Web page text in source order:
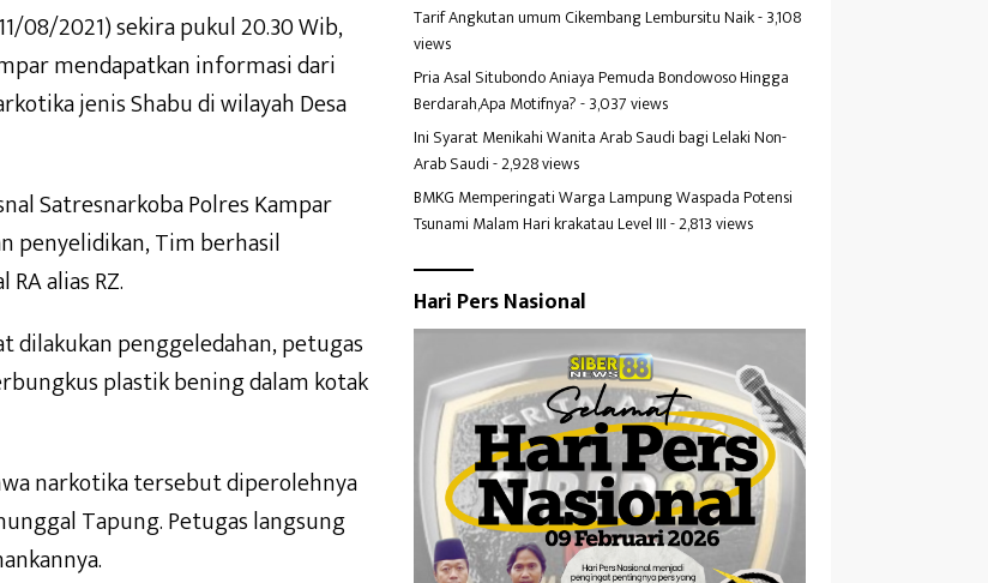
08/2021) sekira pukul 20.30 Wib,
mendapatkan informasi dari
jenis Shabu di wilayah Desa
Satresnarkoba Polres Kampar
penyelidikan, Tim berhasil
alias RZ.
dilakukan penggeledahan, petugas
plastik bening dalam kotak
narkotika tersebut diperolehnya
Tapung. Petugas langsung
Tarif Angkutan umum Cikembang Lembursitu Naik- 3,108
views
Pria Asal Situbondo Aniaya Pemuda Bondowoso Hingga
Berdarah,Apa Motifnya?- 3,037 views
Ini Syarat Menikahi Wanita Arab Saudi bagi Lelaki Non-
Arab Saudi- 2,928 views
BMKG Memperingati Warga Lampung Waspada Potensi
Tsunami Malam Hari krakatau Level III- 2,813 views
Hari Pers Nasional